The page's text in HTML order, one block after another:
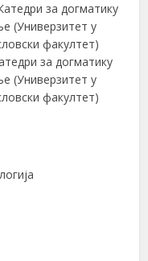
за догматику
(Универзитет у
факултет)
за догматику
(Универзитет у
факултет)